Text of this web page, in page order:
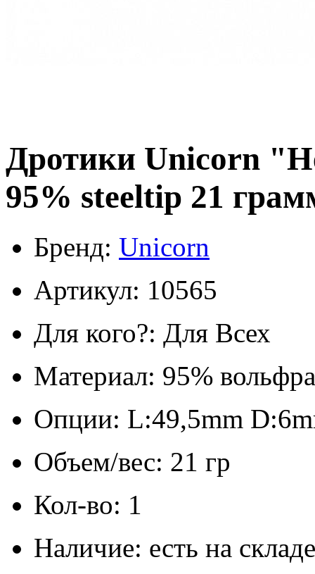
Дротики Unicorn
95% steeltip 21
Бренд: Unicorn
Артикул: 10565
Для кого?: Для Всех
Материал: 95%
Опции: L:49,5mm
Объем/вес: 21 гр
Кол-во: 1
Наличие: есть на складе